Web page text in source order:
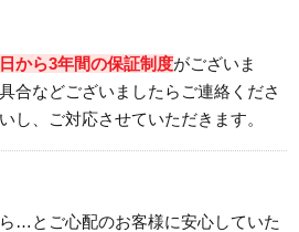
から3年間の保証制度がございま
合などございましたらご連絡くださ
し、ご対応させていただきます。
…とご心配のお客様に安心していた